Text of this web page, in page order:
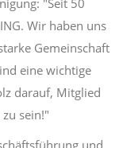
Wir haben uns
Gemeinschaft
eine wichtige
darauf, Mitglied
sein!"
und